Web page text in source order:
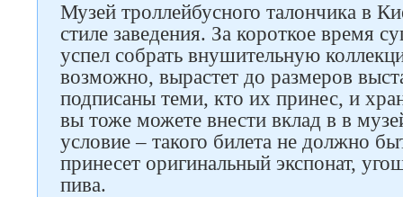
Музей троллейбусного талончика в
стиле заведения. За короткое время
успел собрать внушительную
возможно, вырастет до размеров
подписаны теми, кто их принес, и
вы тоже можете внести вклад в в
условие – такого билета не должно
принесет оригинальный экспонат,
пива.